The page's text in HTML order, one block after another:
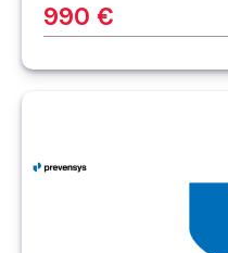
990 €